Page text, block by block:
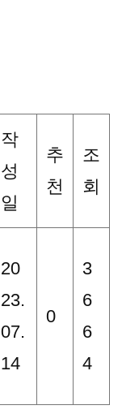
작
성
일
추
천
조
회
20
23.
07.
14
0
3
6
6
4